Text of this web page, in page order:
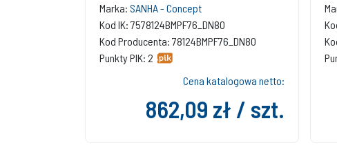
Marka: SANHA - Concept
Kod IK: 7578124BMPF76_DN80
Kod Producenta: 78124BMPF76_DN80
Punkty PIK: 2
Cena katalogowa netto:
862,09 zł / szt.